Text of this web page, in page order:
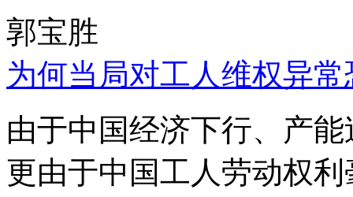
郭宝胜
为何当局对工人维权异
由于中国经济下行、产
更由于中国工人劳动权